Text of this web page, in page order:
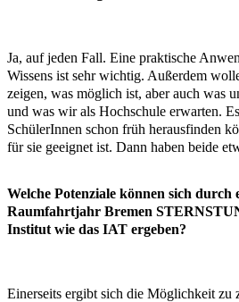
Ja, auf jeden Fall. Eine praktische
Wissens ist sehr wichtig. Außerdem
zeigen, was möglich ist, aber auch was
und was wir als Hochschule erwarten.
SchülerInnen schon früh herausfinden
für sie geeignet ist. Dann haben beide
Welche Potenziale können sich durch
Raumfahrtjahr Bremen
Institut wie das IAT ergeben?
Einerseits ergibt sich die Möglichkeit zu